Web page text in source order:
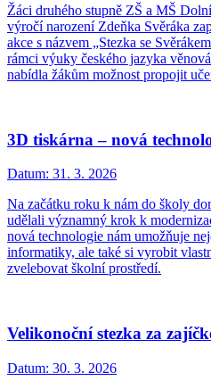
Žáci druhého stupně ZŠ a MŠ
výročí narození Zdeňka Svěráka
akce s názvem „Stezka se
rámci výuky českého jazyka
nabídla žákům možnost propojit
3D tiskárna – nová
Datum: 31. 3. 2026
Na začátku roku k nám do školy
udělali významný krok k
nová technologie nám umožňuje
informatiky, ale také si vyrobit
zvelebovat školní prostředí.
Velikonoční stezka za
Datum: 30. 3. 2026